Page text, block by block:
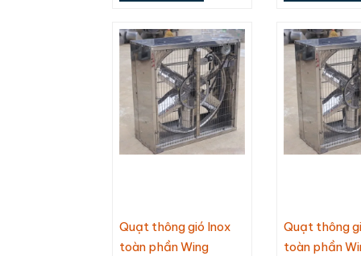
Quạt thông gió Inox
toàn phần Wing
Quạt thông
toàn phần